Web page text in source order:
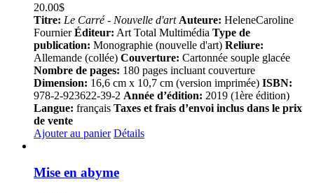
20.00$
Titre: Le Carré - Nouvelle d'art Auteure: HeleneCaroline
FournierÉditeur: Art Total Multimédia Type de
publication: Monographie (nouvelle d'art) Reliure:
Allemande (collée) Couverture: Cartonnée souple glacée
Nombre de pages: 180 pages incluant couverture
Dimension: 16,6 cm x 10,7 cm (version imprimée) ISBN:
978-2-923622-39-2 Année d’édition: 2019 (1ère édition)
Langue: français Taxes et frais d’envoi inclus dans le prix
de vente
Ajouter au panier Détails
Mise en abyme